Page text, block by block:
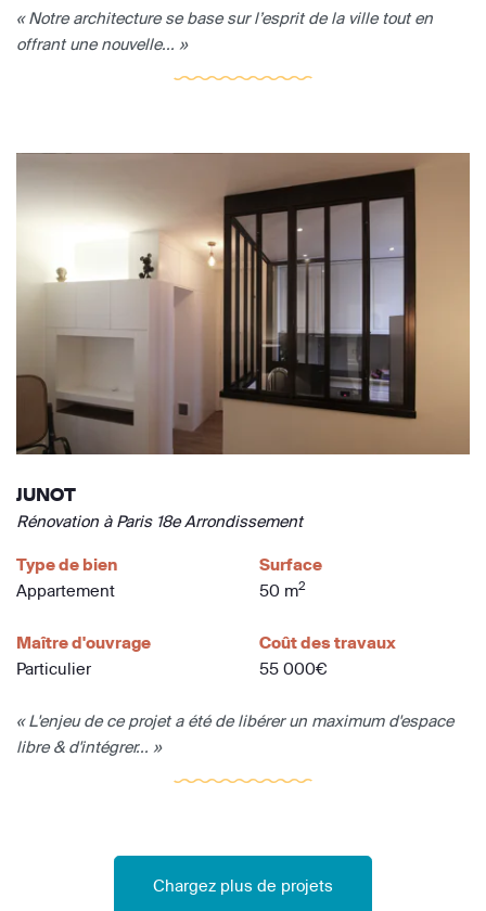
« Notre architecture se base sur l’esprit de la ville tout en
offrant une nouvelle... »
JUNOT
Rénovation à Paris 18e Arrondissement
Type de bien
Appartement
Surface
50 m2
Maître d'ouvrage
Particulier
Coût des travaux
55 000€
« L'enjeu de ce projet a été de libérer un maximum d'espace
libre & d'intégrer... »
Chargez plus de projets